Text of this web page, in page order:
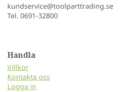
kundservice@toolparttrading.se
Tel. 0691-32800
Handla
Villkor
Kontakta oss
Logga in